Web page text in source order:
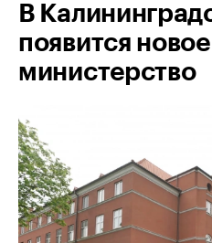
В
появится новое
министерство